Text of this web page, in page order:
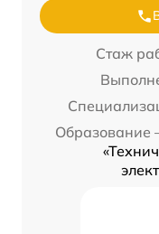
Стаж
Образование